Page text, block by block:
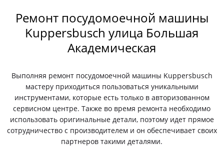
Ремонт посудомоечной машины
Kuppersbusch улица Большая
Академическая
Выполняя ремонт посудомоечной машины Kuppersbusch
мастеру приходиться пользоваться уникальными
инструментами, которые есть только в авторизованном
сервисном центре. Также во время ремонта необходимо
использовать оригинальные детали, поэтому идет прямое
сотрудничество с производителем и он обеспечивает своих
партнеров такими деталями.